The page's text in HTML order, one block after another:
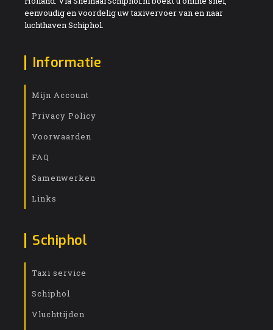
eenvoudig en voordelig uw taxivervoer van en naar
luchthaven Schiphol.
Informatie
Mijn Account
Privacy Policy
Voorwaarden
FAQ
Samenwerken
Links
Schiphol
Taxi service
Schiphol
Vluchttijden